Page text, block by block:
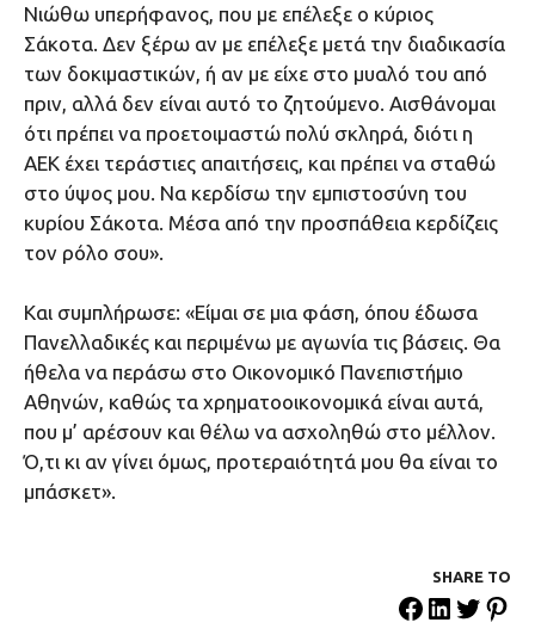
Νιώθω υπερήφανος, που με επέλεξε ο κύριος
Σάκοτα. Δεν ξέρω αν με επέλεξε μετά την διαδικασία
των δοκιμαστικών, ή αν με είχε στο μυαλό του από
πριν, αλλά δεν είναι αυτό το ζητούμενο. Αισθάνομαι
ότι πρέπει να προετοιμαστώ πολύ σκληρά, διότι η
ΑΕΚ έχει τεράστιες απαιτήσεις, και πρέπει να σταθώ
στο ύψος μου. Να κερδίσω την εμπιστοσύνη του
κυρίου Σάκοτα. Μέσα από την προσπάθεια κερδίζεις
τον ρόλο σου».
Και συμπλήρωσε: «Είμαι σε μια φάση, όπου έδωσα
Πανελλαδικές και περιμένω με αγωνία τις βάσεις. Θα
ήθελα να περάσω στο Οικονομικό Πανεπιστήμιο
Αθηνών, καθώς τα χρηματοοικονομικά είναι αυτά,
που μ’ αρέσουν και θέλω να ασχοληθώ στο μέλλον.
Ό,τι κι αν γίνει όμως, προτεραιότητά μου θα είναι το
μπάσκετ».
SHARE ΤΟ